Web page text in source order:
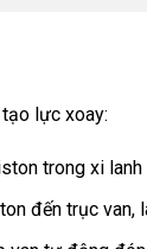
lực xoay:
trong xi
đến trục van,